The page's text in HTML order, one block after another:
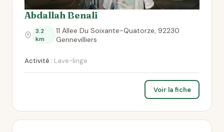
Abdallah Benali
3.2
km
11 Allee Du Soixante-Quatorze, 92230
Gennevilliers
Activité : Lave-linge
Voir la fiche